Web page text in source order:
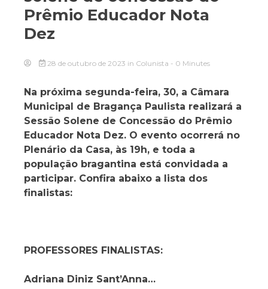
Prêmio Educador Nota
Dez
28 de outubro de 2023 in Colunista - 0 Minutes
Na próxima segunda-feira, 30, a Câmara
Municipal de Bragança Paulista realizará a
Sessão Solene de Concessão do Prêmio
Educador Nota Dez. O evento ocorrerá no
Plenário da Casa, às 19h, e toda a
população bragantina está convidada a
participar. Confira abaixo a lista dos
finalistas:
PROFESSORES FINALISTAS:
Adriana Diniz Sant’Anna…